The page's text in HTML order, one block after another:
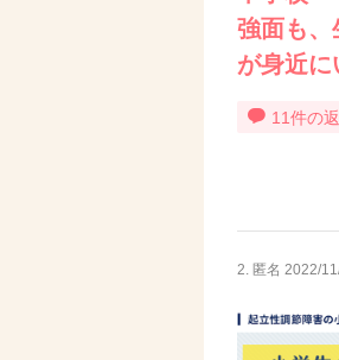
強面も、
が身近に
11件の
2. 匿名 2022/